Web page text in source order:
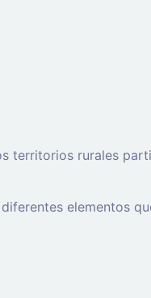
territorios rurales
elementos